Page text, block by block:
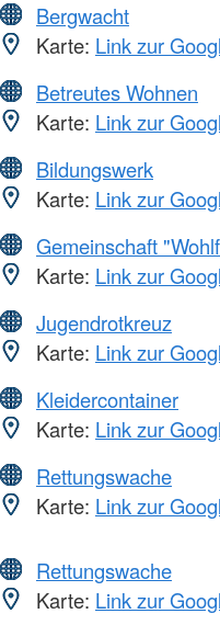
Bergwacht
Karte: Link zur
Betreutes Wohnen
Karte: Link zur
Bildungswerk
Karte: Link zur
Gemeinschaft
Karte: Link zur
Jugendrotkreuz
Karte: Link zur
Kleidercontainer
Karte: Link zur
Rettungswache
Karte: Link zur
Rettungswache
Karte: Link zur